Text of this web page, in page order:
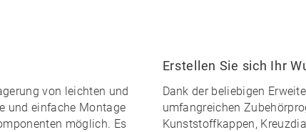
von leichten und
und einfache Montage
möglich. Es
Erstellen Sie sich Ihr
Dank der beliebigen
umfangreichen
Kunststoffkappen,